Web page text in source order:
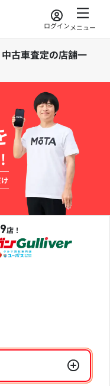
ログインメニュー
古車査定の店舗一
店！